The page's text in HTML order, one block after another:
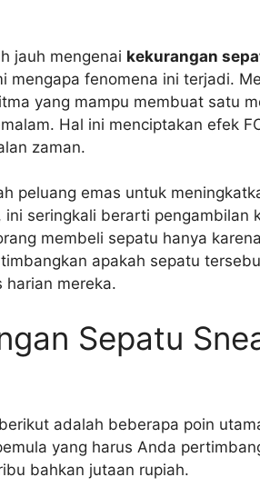
jauh mengenai kekurangan
mengapa fenomena ini terjadi.
yang mampu membuat satu
Hal ini menciptakan efek
zaman.
peluang emas untuk
seringkali berarti pengambilan
membeli sepatu hanya
apakah sepatu
mereka.
Sepatu
adalah beberapa poin
yang harus Anda
bahkan jutaan rupiah.